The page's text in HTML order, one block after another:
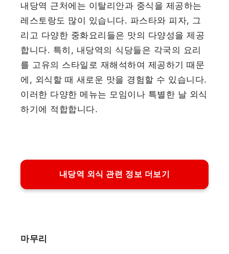
내당역 근처에는 이탈리안과 중식을 제공하는
레스토랑도 많이 있습니다. 파스타와 피자, 그
리고 다양한 중화요리들은 맛의 다양성을 제공
합니다. 특히, 내당역의 식당들은 각국의 요리
를 고유의 스타일로 재해석하여 제공하기 때문
에, 외식할 때 새로운 맛을 경험할 수 있습니다.
이러한 다양한 메뉴는 모임이나 특별한 날 외식
하기에 적합합니다.
내당역 외식 관련 정보 더보기
마무리